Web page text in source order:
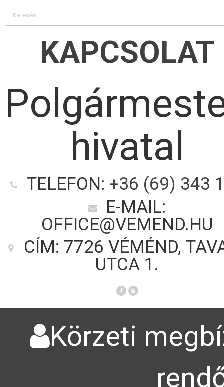
KAPCSOLAT
hivatal
TELEFON: +36 (69) 343
E-MAIL:
OFFICE@VEMEND.HU
CÍM: 7726 VÉMÉND,
UTCA 1.
Körzeti